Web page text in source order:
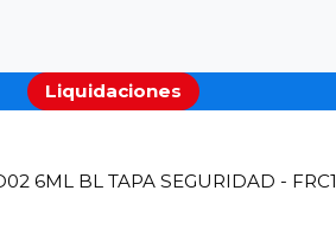
Liquidaciones
6ML BL TAPA SEGURIDAD -